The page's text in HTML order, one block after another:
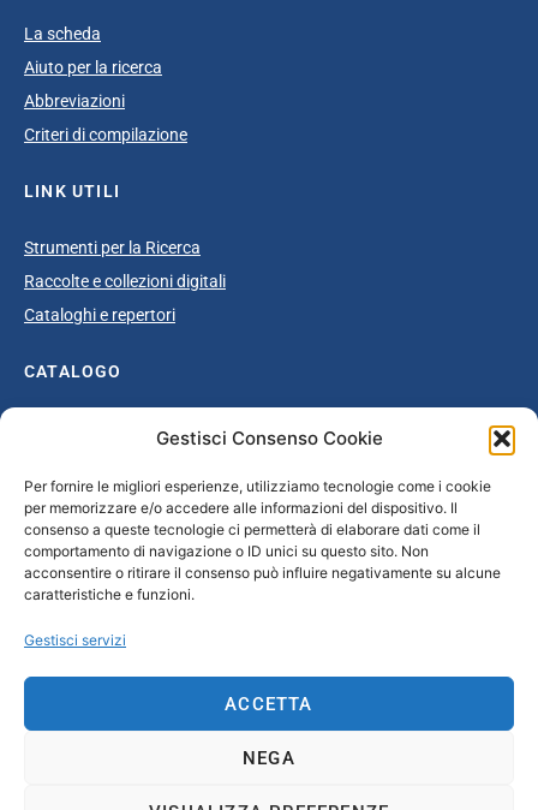
Gestisci Consenso Cookie
Per fornire le migliori esperienze, utilizziamo tecnologie come i cookie
per memorizzare e/o accedere alle informazioni del dispositivo. Il
consenso a queste tecnologie ci permetterà di elaborare dati come il
comportamento di navigazione o ID unici su questo sito. Non
acconsentire o ritirare il consenso può influire negativamente su alcune
caratteristiche e funzioni.
Gestisci servizi
ACCETTA
NEGA
La scheda
Aiuto per la ricerca
Abbreviazioni
Criteri di compilazione
LINK UTILI
Strumenti per la Ricerca
Raccolte e collezioni digitali
Cataloghi e repertori
CATALOGO
Catalogo completo
Età giolittiana
Grande Guerra e dopoguerra
Fascismo
Repubblica Sociale Italiana
CONTATTI